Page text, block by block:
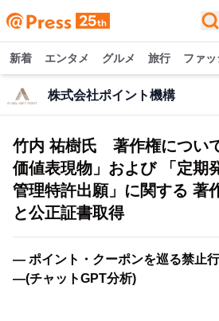
新着 エンタメ グルメ 旅行 ファ
株式会社ポイント機構
竹内 祐樹氏 著作権につ
価値表現物」および 「定期
管理特許出願」に関する 著
と公正証書取得
― ポイント・クーポンを巡る禁止
―(チャットGPT分析)